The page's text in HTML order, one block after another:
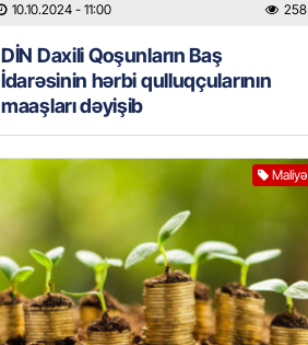
10.10.2024 - 11:00 258
DİN Daxili Qoşunların Baş
İdarəsinin hərbi qulluqçularının
maaşları dəyişib
Maliyə